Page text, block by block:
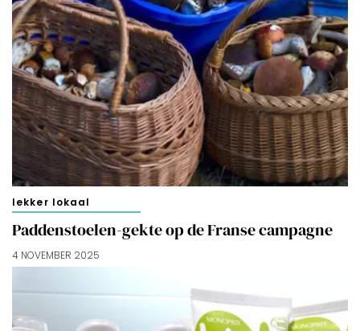
lekker lokaal
Paddenstoelen-gekte op de Franse campagne
4 NOVEMBER 2025